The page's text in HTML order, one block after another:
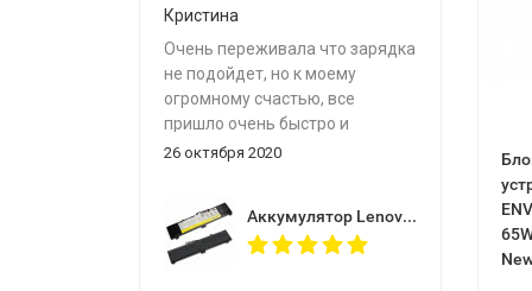
решили брать. Спасибо за
за вашу работу и доставку.
Доставляли через СДЭК 2
рабочих дня , но продавец дал
на выбор и другие варианты
доставки.
Кристина
Очень переживала что зарядка
не подойдет, но к моему
огромному счастью, все
пришло очень быстро и
идеально подошло. Цены не
Рекомендую
26 октября 2020
Аккумулятор Lenovo L13M4P02 7.4V 7400mAh 54Wh для ноутбуков Lenovo ideapad Y50-70, Y50-80, Y70-70 Tuch